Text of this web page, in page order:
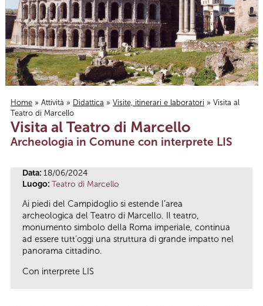
Tu sei qui
Home » Attività » Didattica » Visite, itinerari e laboratori » Visita al
Teatro di Marcello
Visita al Teatro di Marcello
Archeologia in Comune con interprete LIS
Data: 18/06/2024
Luogo: Teatro di Marcello
Ai piedi del Campidoglio si estende l’area
archeologica del Teatro di Marcello. Il teatro,
monumento simbolo della Roma imperiale, continua
ad essere tutt’oggi una struttura di grande impatto nel
panorama cittadino.
Con interprete LIS